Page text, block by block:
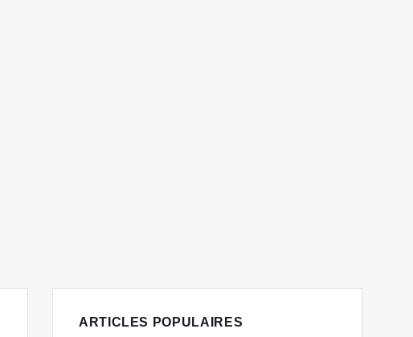
ARTICLES POPULAIRES